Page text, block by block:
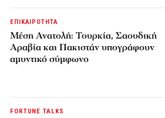
ΕΠΙΚΑΙΡΟΤΗΤΑ
Μέση Ανατολή: Τουρκία, Σαουδική
Αραβία και Πακιστάν υπογράφουν
αμυντικό σύμφωνο
FORTUNE TALKS